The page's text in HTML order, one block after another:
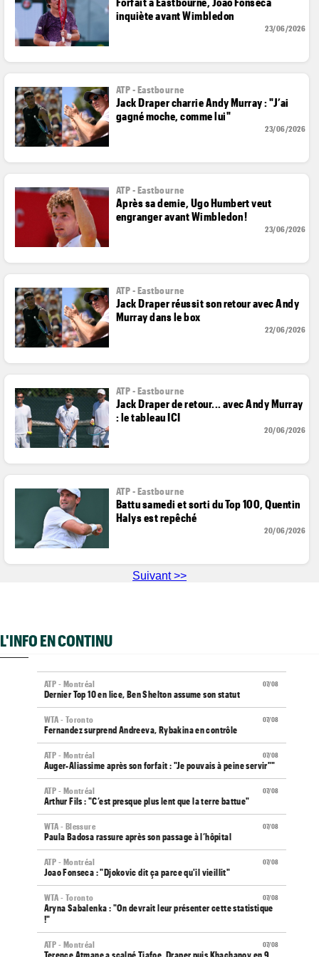
inquiète avant Wimbledon
23/06/2026
ATP - Eastbourne
Jack Draper charrie Andy Murray : "J’ai
gagné moche, comme lui"
23/06/2026
ATP - Eastbourne
Après sa demie, Ugo Humbert veut
engranger avant Wimbledon !
23/06/2026
ATP - Eastbourne
Jack Draper réussit son retour avec Andy
Murray dans le box
22/06/2026
ATP - Eastbourne
Jack Draper de retour... avec Andy Murray
: le tableau ICI
20/06/2026
ATP - Eastbourne
Battu samedi et sorti du Top 100, Quentin
Halys est repêché
20/06/2026
Suivant >>
L'INFO EN CONTINU
07/08
ATP - Montréal
Dernier Top 10 en lice, Ben Shelton assume son statut
07/08
WTA - Toronto
Fernandez surprend Andreeva, Rybakina en contrôle
07/08
ATP - Montréal
Auger-Aliassime après son forfait : "Je pouvais à peine servir""
07/08
ATP - Montréal
Arthur Fils : "C’est presque plus lent que la terre battue"
07/08
WTA - Blessure
Paula Badosa rassure après son passage à l’hôpital
07/08
ATP - Montréal
Joao Fonseca : "Djokovic dit ça parce qu'il vieillit"
07/08
WTA - Toronto
Aryna Sabalenka : "On devrait leur présenter cette statistique
!"
07/08
ATP - Montréal